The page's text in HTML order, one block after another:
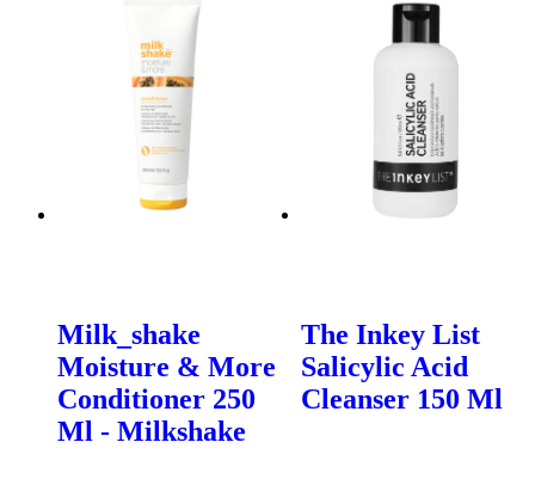
Milk_shake
Moisture & More
Conditioner 250
Ml - Milkshake
The Inkey List
Salicylic Acid
Cleanser 150 Ml